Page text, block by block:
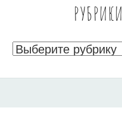
РУБРИКИ
Рубрики